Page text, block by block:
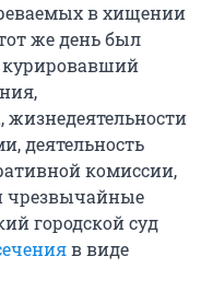
в хищении
же день был
курировавший
деятельность
комиссии,
чрезвычайные
городской суд
в виде